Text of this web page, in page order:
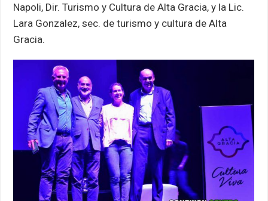
Napoli, Dir. Turismo y Cultura de Alta Gracia, y la Lic.
Lara Gonzalez, sec. de turismo y cultura de Alta
Gracia.